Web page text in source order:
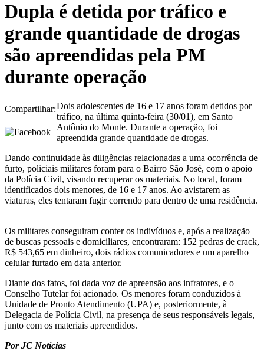
Dupla é detida por tráfico e
grande quantidade de drogas
são apreendidas pela PM
durante operação
Compartilhar:Dois adolescentes de 16 e 17 anos foram detidos por
tráfico, na última quinta-feira (30/01), em Santo
Antônio do Monte. Durante a operação, foi
apreendida grande quantidade de drogas.
Dando continuidade às diligências relacionadas a uma ocorrência de
furto, policiais militares foram para o Bairro São José, com o apoio
da Polícia Civil, visando recuperar os materiais. No local, foram
identificados dois menores, de 16 e 17 anos. Ao avistarem as
viaturas, eles tentaram fugir correndo para dentro de uma residência.
Os militares conseguiram conter os indivíduos e, após a realização
de buscas pessoais e domiciliares, encontraram: 152 pedras de crack,
R$ 543,65 em dinheiro, dois rádios comunicadores e um aparelho
celular furtado em data anterior.
Diante dos fatos, foi dada voz de apreensão aos infratores, e o
Conselho Tutelar foi acionado. Os menores foram conduzidos à
Unidade de Pronto Atendimento (UPA) e, posteriormente, à
Delegacia de Polícia Civil, na presença de seus responsáveis legais,
junto com os materiais apreendidos.
Por JC Notícias